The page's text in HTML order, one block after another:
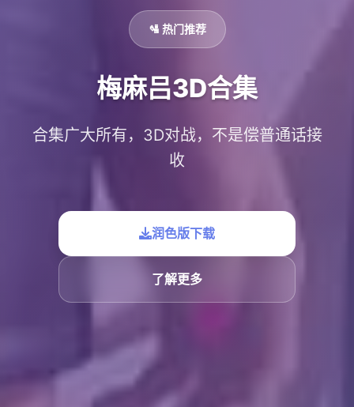
🛂 热门推荐
梅麻吕3D合集
合集广大所有，3D对战，不是偿普通话接
收
润色版下载
了解更多